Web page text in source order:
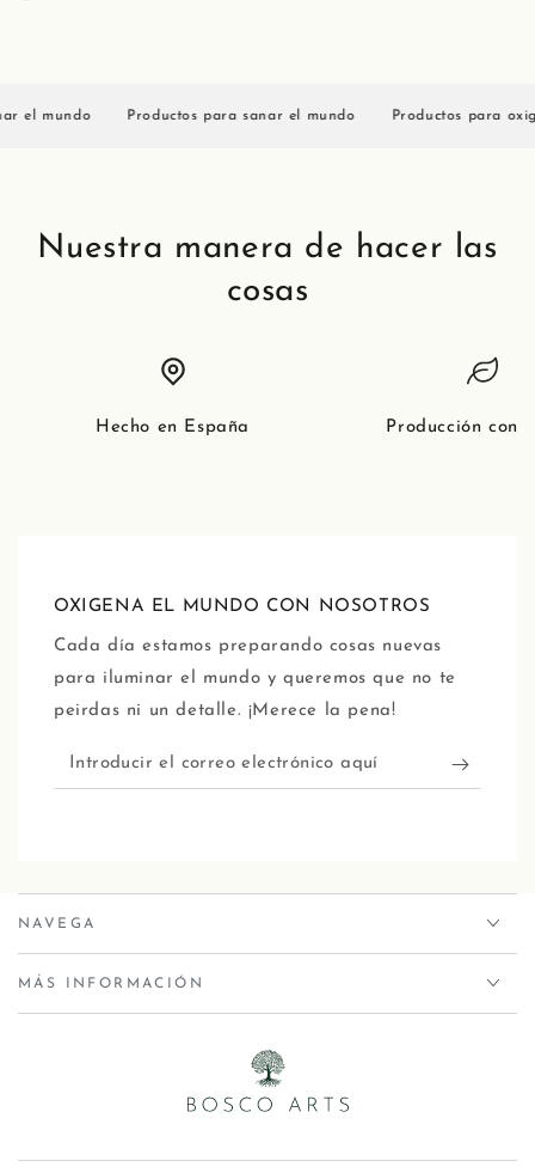
mundo Productos para sanar el mundo Productos para
Nuestra manera de hacer las
cosas
Hecho en España Producción
OXIGENA EL MUNDO CON NOSOTROS
Cada día estamos preparando cosas nuevas
para iluminar el mundo y queremos que no te
peirdas ni un detalle. ¡Merece la pena!
NAVEGA
MÁS INFORMACIÓN